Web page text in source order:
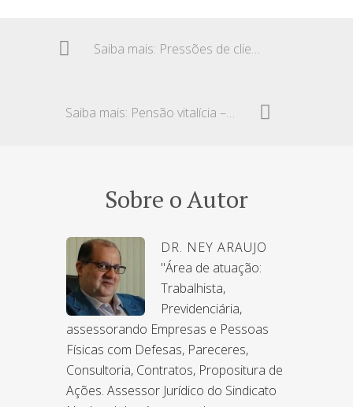
Saiba mais: Pressões de clientes – Estresse ocupacional
Saiba mais: Pensão vitalícia – Terço de férias
Sobre o Autor
DR. NEY ARAUJO
"Área de atuação:
Trabalhista,
Previdenciária,
assessorando Empresas e Pessoas
Físicas com Defesas, Pareceres,
Consultoria, Contratos, Propositura de
Ações. Assessor Jurídico do Sindicato